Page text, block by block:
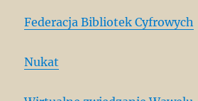
Federacja Bibliotek Cyfrowych
Nukat